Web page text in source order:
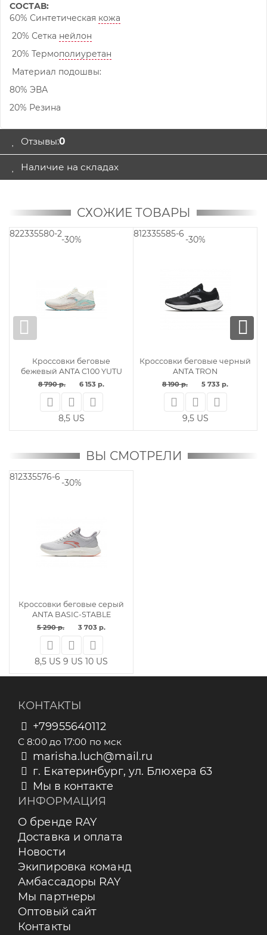
СОСТАВ:
60% Синтетическая кожа
20% Сетка нейлон
20% Термополиуретан
Материал подошвы:
80% ЭВА
20% Резина
Отзывы:0
Наличие на складах
СХОЖИЕ ТОВАРЫ
822335580-2
-30%
Кроссовки беговые
бежевый ANTA C100 YUTU
8 790 р. 6 153 р.
8,5 US
812335585-6
-30%
Кроссовки беговые черный
ANTA TRON
8 190 р. 5 733 р.
9,5 US
ВЫ СМОТРЕЛИ
812335576-6
-30%
Кроссовки беговые серый
ANTA BASIC-STABLE
5 290 р. 3 703 р.
8,5 US 9 US 10 US
КОНТАКТЫ
+79955640112
С 8:00 до 17:00 по мск
marisha.luch@mail.ru
г. Екатеринбург, ул. Блюхера 63
Мы в контакте
ИНФОРМАЦИЯ
О бренде RAY
Доставка и оплата
Новости
Экипировка команд
Амбассадоры RAY
Мы партнеры
Оптовый сайт
Контакты